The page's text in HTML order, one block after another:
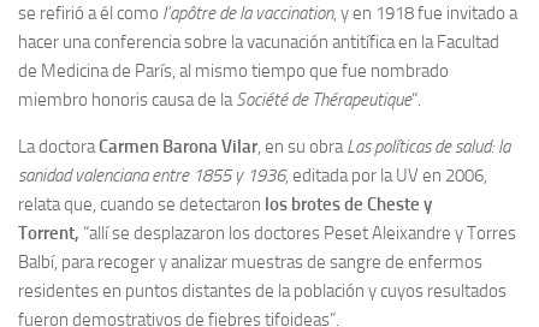
se refirió a él como l’apôtre de la vaccination, y en 1918 fue invitado a
hacer una conferencia sobre la vacunación antitífica en la Facultad
de Medicina de París, al mismo tiempo que fue nombrado
miembro honoris causa de laSociété de Thérapeutique”.
La doctoraCarmen Barona Vilar, en su obraLas políticas de salud: la
sanidad valenciana entre 1855 y 1936, editada por la UV en 2006,
relata que, cuando se detectaron los brotes de Cheste y
Torrent, “allí se desplazaron los doctores Peset Aleixandre y Torres
Balbí, para recoger y analizar muestras de sangre de enfermos
residentes en puntos distantes de la población y cuyos resultados
fueron demostrativos de fiebres tifoideas”.